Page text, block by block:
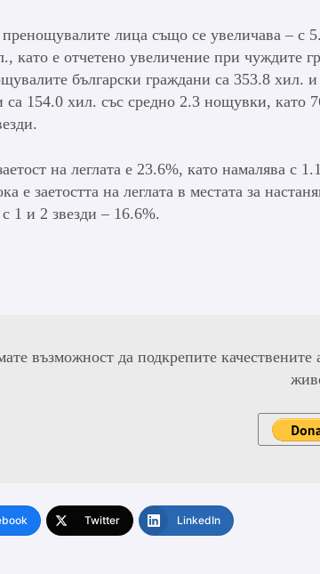
лица също се увеличава – с
като е отчетено увеличение при чуждите
български граждани са 353.8 хил.
са 154.0 хил. със средно 2.3 нощувки, като
на леглата е 23.6%, като намалява с
е заетостта на леглата в местата за
1 и 2 звезди – 16.6%.
възможност да подкрепите
Twitter LinkedIn